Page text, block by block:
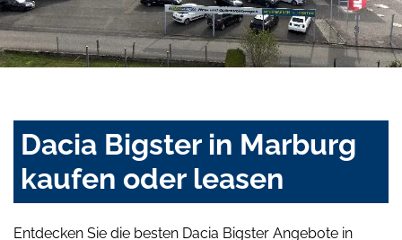
Dacia Bigster in Marburg
kaufen oder leasen
Entdecken Sie die besten Dacia Bigster Angebote in